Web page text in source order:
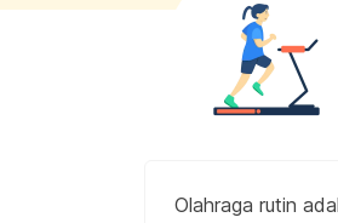
Olahraga rutin